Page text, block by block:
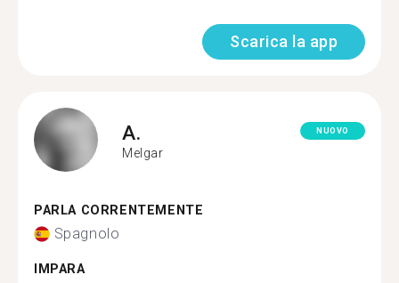
Scarica la app
A.
Melgar
NUOVO
PARLA CORRENTEMENTE
Spagnolo
IMPARA